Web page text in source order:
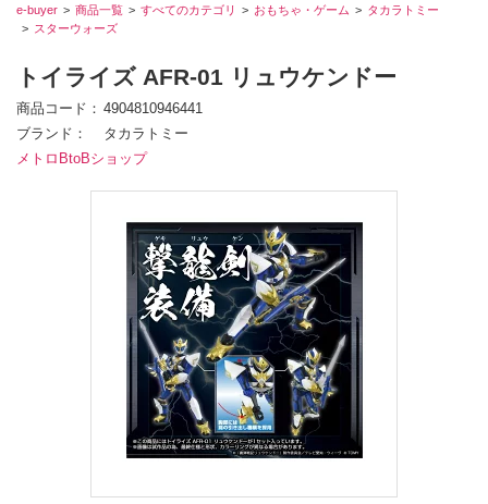
e-buyer
商品一覧 すべてのカテゴリ おもちゃ・ゲーム
タカラトミー
スターウォーズ
トイライズ AFR-01 リュウケンドー
商品コード
4904810946441
ブランド
タカラトミー
メトロBtoBショップ